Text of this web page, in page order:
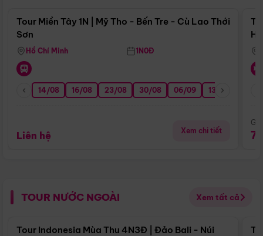
Tour Miền Tây 1N | Mỹ Tho - Bến Tre - Cù Lao Thới
Sơn
Hồ Chí Minh 1N0Đ
14/08 16/08 23/08 30/08 06/09 13/09
Liên hệ Xem chi tiết
TOUR NƯỚC NGOÀI Xem tất cả
Điểm nổi bật
Tour Indonesia Mùa Thu 4N3Đ | Đảo Bali - Núi